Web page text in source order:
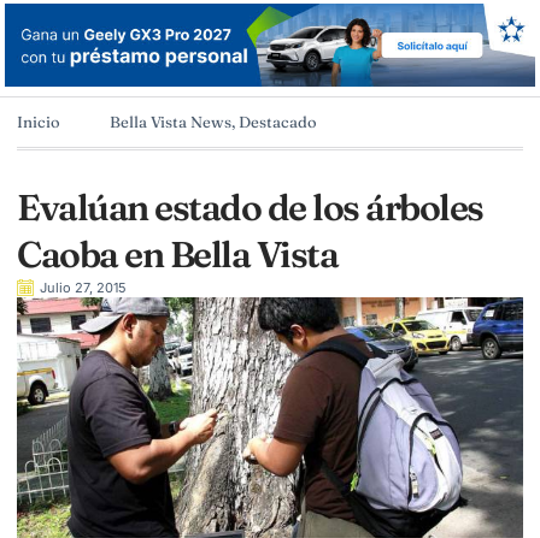
Inicio Bella Vista News, Destacado
Evalúan estado de los árboles
Caoba en Bella Vista
Julio 27, 2015